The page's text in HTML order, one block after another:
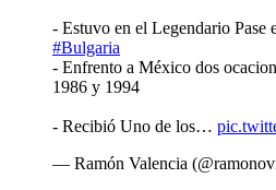
- Estuvo en el Legendario Pase
#Bulgaria
- Enfrento a México dos
1986 y 1994
- Recibió Uno de los…
— Ramón Valencia